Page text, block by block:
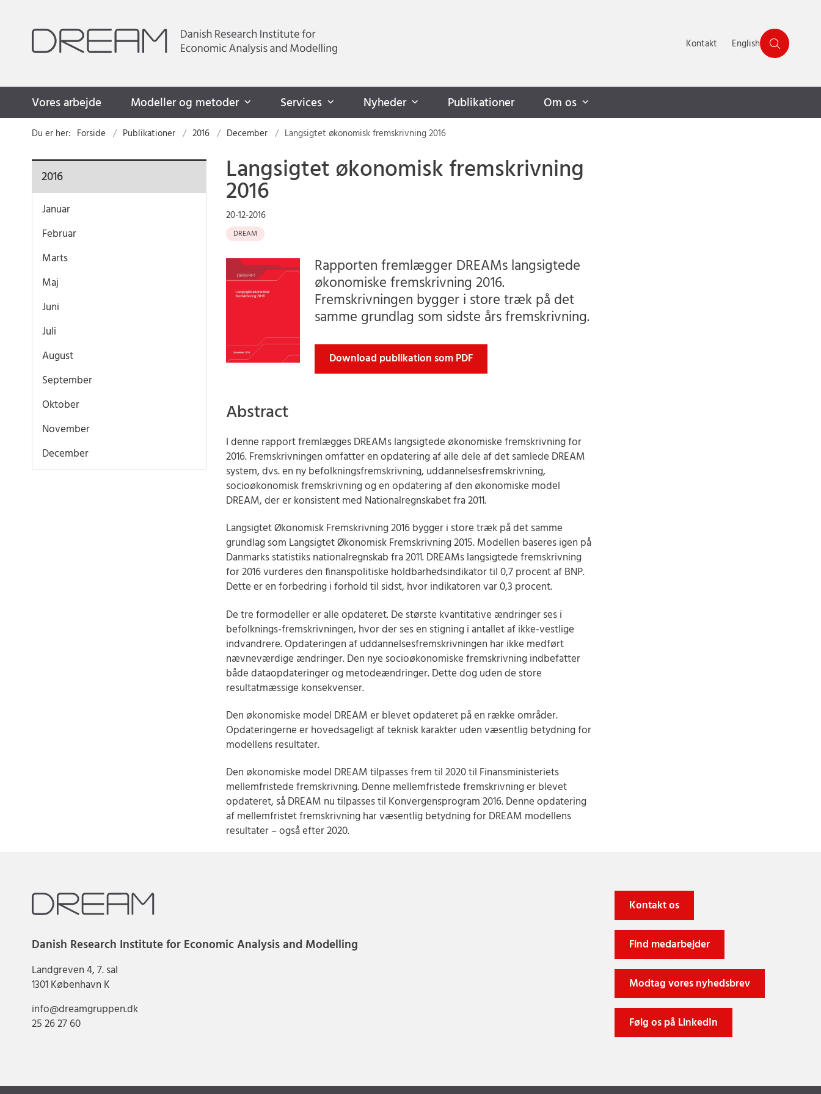
Kontakt English
Vores arbejde Modeller og metoder Services Nyheder Publikationer Om os
Du er her: Forside Publikationer 2016 December Langsigtet økonomisk fremskrivning 2016
2016
Januar
Februar
Marts
Maj
Juni
Juli
August
September
Oktober
November
December
Langsigtet økonomisk fremskrivning
2016
20-12-2016
DREAM
Rapporten fremlægger DREAMs langsigtede
økonomiske fremskrivning 2016.
Fremskrivningen bygger i store træk på det
samme grundlag som sidste års fremskrivning.
Download publikation som PDF
Abstract
I denne rapport fremlægges DREAMs langsigtede økonomiske fremskrivning for
2016. Fremskrivningen omfatter en opdatering af alle dele af det samlede DREAM
system, dvs. en ny befolkningsfremskrivning, uddannelsesfremskrivning,
socioøkonomisk fremskrivning og en opdatering af den økonomiske model
DREAM, der er konsistent med Nationalregnskabet fra 2011.
Langsigtet Økonomisk Fremskrivning 2016 bygger i store træk på det samme
grundlag som Langsigtet Økonomisk Fremskrivning 2015. Modellen baseres igen på
Danmarks statistiks nationalregnskab fra 2011. DREAMs langsigtede fremskrivning
for 2016 vurderes den finanspolitiske holdbarhedsindikator til 0,7 procent af BNP.
Dette er en forbedring i forhold til sidst, hvor indikatoren var 0,3 procent.
De tre formodeller er alle opdateret. De største kvantitative ændringer ses i
befolknings-fremskrivningen, hvor der ses en stigning i antallet af ikke-vestlige
indvandrere. Opdateringen af uddannelsesfremskrivningen har ikke medført
nævneværdige ændringer. Den nye socioøkonomiske fremskrivning indbefatter
både dataopdateringer og metodeændringer. Dette dog uden de store
resultatmæssige konsekvenser.
Den økonomiske model DREAM er blevet opdateret på en række områder.
Opdateringerne er hovedsageligt af teknisk karakter uden væsentlig betydning for
modellens resultater.
Den økonomiske model DREAM tilpasses frem til 2020 til Finansministeriets
mellemfristede fremskrivning. Denne mellemfristede fremskrivning er blevet
opdateret, så DREAM nu tilpasses til Konvergensprogram 2016. Denne opdatering
af mellemfristet fremskrivning har væsentlig betydning for DREAM modellens
resultater – også efter 2020.
Danish Research Institute for Economic Analysis and Modelling
Landgreven 4, 7. sal
1301 København K
info@dreamgruppen.dk
25 26 27 60
Kontakt os
Find medarbejder
Modtag vores nyhedsbrev
Følg os på LinkedIn